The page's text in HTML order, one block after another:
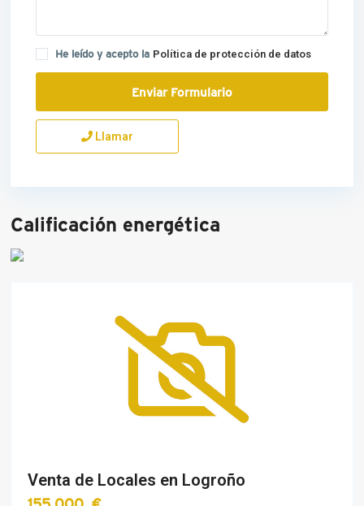
He leído y acepto la Política de protección de datos
Llamar
Calificación energética
Venta de Locales en Logroño